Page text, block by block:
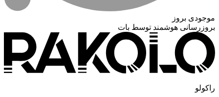
موجودی بروز
بروزرسانی هوشمند توسط بات
راکولو